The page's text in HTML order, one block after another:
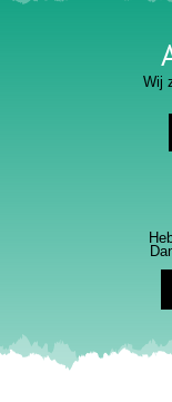
Wij